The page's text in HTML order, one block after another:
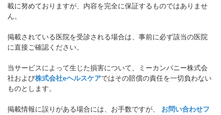
載に努めておりますが、内容を完全に保証するものではありませ
ん。
掲載されている医院を受診される場合は、事前に必ず該当の医院
に直接ご確認ください。
当サービスによって生じた損害について、ミーカンパニー株式会
社および株式会社eヘルスケアではその賠償の責任を一切負わない
ものとします。
掲載情報に誤りがある場合には、お手数ですが、 お問い合わせフ